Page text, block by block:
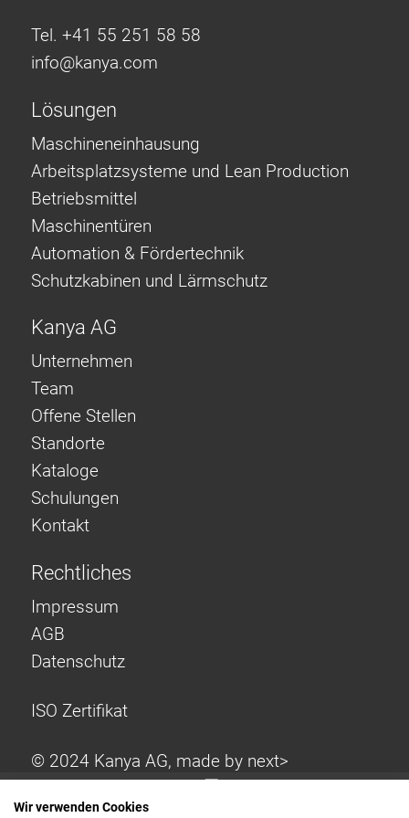
Tel. +41 55 251 58 58
info@kanya.com
Lösungen
Maschineneinhausung
Arbeitsplatzsysteme und Lean Production
Betriebsmittel
Maschinentüren
Automation & Fördertechnik
Schutzkabinen und Lärmschutz
Kanya AG
Unternehmen
Team
Offene Stellen
Standorte
Kataloge
Schulungen
Kontakt
Rechtliches
Impressum
AGB
Datenschutz
ISO Zertifikat
© 2024 Kanya AG, made by next>
Wir verwenden Cookies